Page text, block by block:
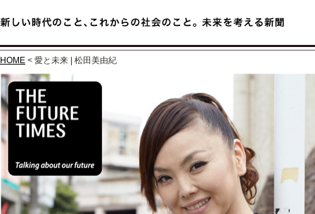
HOME < 愛と未来 | 松田美由紀